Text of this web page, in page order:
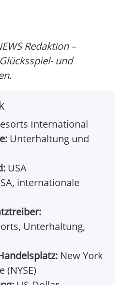
Redaktion –
und
International
Unterhaltung und
USA
internationale
Unterhaltung,
New York
(NYSE)